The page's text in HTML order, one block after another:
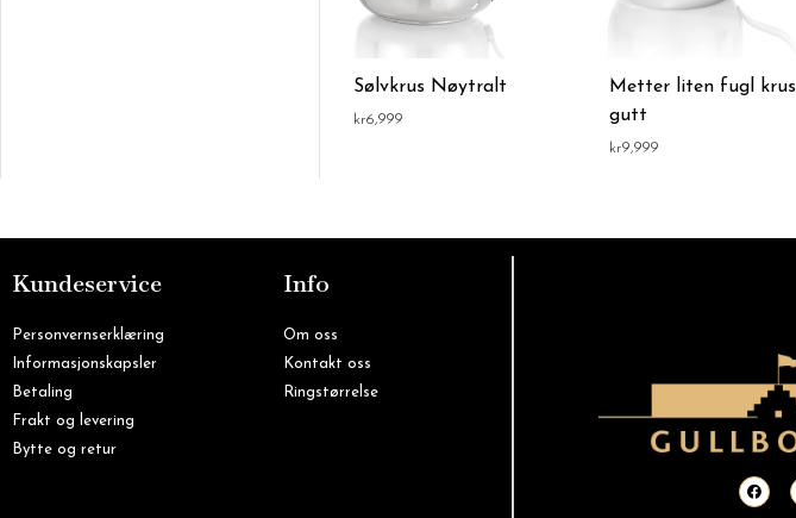
Sølvkrus Nøytralt
kr6,999
Metter liten fugl krus
gutt
kr9,999
Kundeservice
Personvernserklæring
Informasjonskapsler
Betaling
Frakt og levering
Bytte og retur
Info
Om oss
Kontakt oss
Ringstørrelse
F
a
c